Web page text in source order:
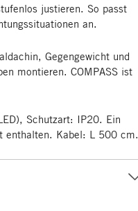
justieren. So passt
an.
Gegengewicht und
montieren. COMPASS ist
Schutzart: IP20. Ein
enthalten. Kabel: L 500 cm.